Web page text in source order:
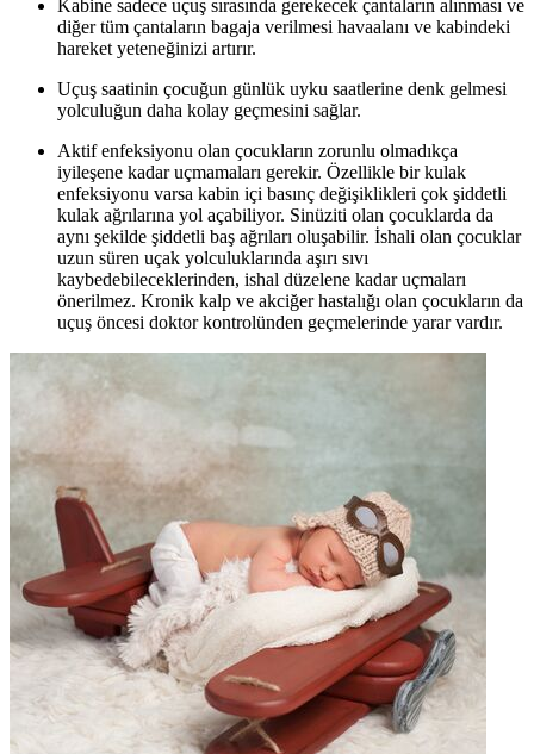
Kabine sadece uçuş sırasında gerekecek çantaların alınması ve
diğer tüm çantaların bagaja verilmesi havaalanı ve kabindeki
hareket yeteneğinizi artırır.
Uçuş saatinin çocuğun günlük uyku saatlerine denk gelmesi
yolculuğun daha kolay geçmesini sağlar.
Aktif enfeksiyonu olan çocukların zorunlu olmadıkça
iyileşene kadar uçmamaları gerekir. Özellikle bir kulak
enfeksiyonu varsa kabin içi basınç değişiklikleri çok şiddetli
kulak ağrılarına yol açabiliyor. Sinüziti olan çocuklarda da
aynı şekilde şiddetli baş ağrıları oluşabilir. İshali olan çocuklar
uzun süren uçak yolculuklarında aşırı sıvı
kaybedebileceklerinden, ishal düzelene kadar uçmaları
önerilmez. Kronik kalp ve akciğer hastalığı olan çocukların da
uçuş öncesi doktor kontrolünden geçmelerinde yarar vardır.